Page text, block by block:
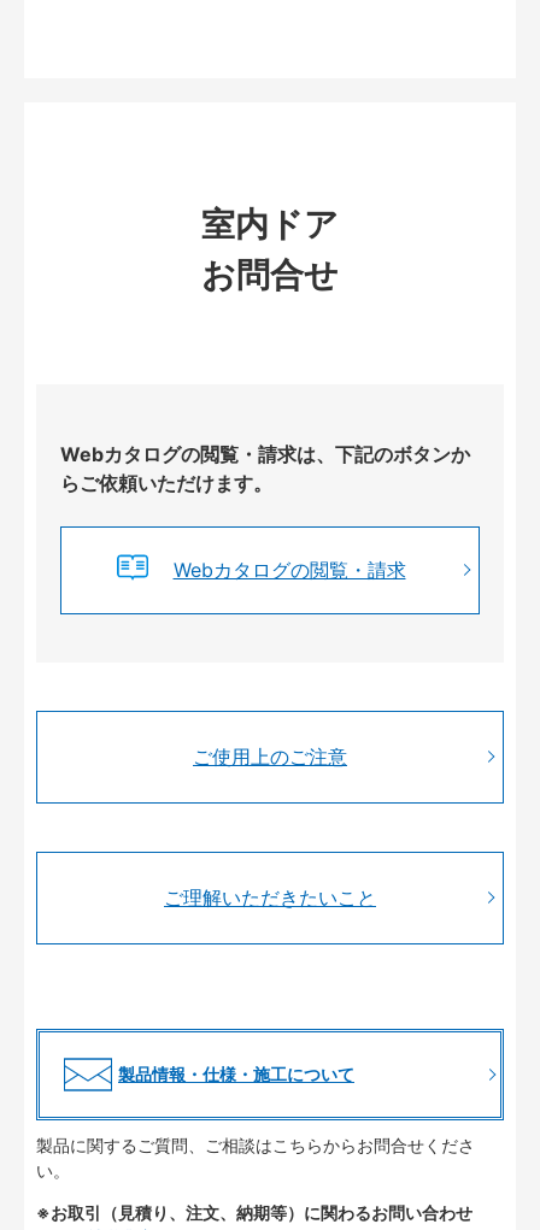
室内ドア
お問合せ
Webカタログの閲覧・請求は、下記のボタンか
らご依頼いただけます。
Webカタログの閲覧・請求
ご使用上のご注意
ご理解いただきたいこと
製品情報・仕様・施工について
製品に関するご質問、ご相談はこちらからお問合せくださ
い。
※お取引（見積り、注文、納期等）に関わるお問い合わせ